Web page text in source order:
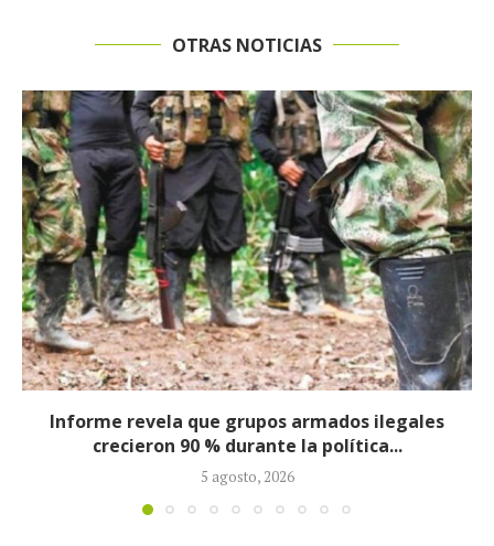
OTRAS NOTICIAS
Consejo de Estado suspende de manera
provisional designación de Salvatore
como...
4 agosto, 2026